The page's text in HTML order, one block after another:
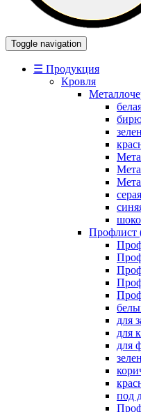
Toggle navigation
☰ Продукция
Кровля
серая
Профлист
для
для
для
под